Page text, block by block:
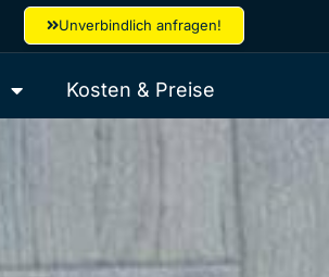
Unverbindlich anfragen!
Kosten & Preise